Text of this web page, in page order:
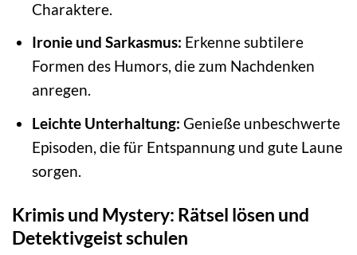
Charaktere.
Ironie und Sarkasmus: Erkenne subtilere
Formen des Humors, die zum Nachdenken
anregen.
Leichte Unterhaltung: Genieße unbeschwerte
Episoden, die für Entspannung und gute Laune
sorgen.
Krimis und Mystery: Rätsel lösen und
Detektivgeist schulen